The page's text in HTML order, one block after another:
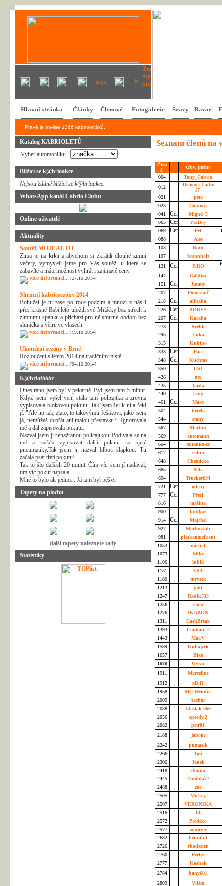
Hlavní stránka Články Členové Fotogalerie Srazy Bazar
Právě je on-line 1366 kabrioleťáků.
Katalog KABRIOLETŮ
Vyber automobilku :
Blížící se k@brioakce
Nejsou žádné blížící se k@brioakce.
WhatsApp kanál Cabrio Clubu
Online uživatelé
Aktuality
Soutěž MOJE AUTO
Zima je na krku a abychom si zkrátili dlouhé zimní
večery, vymysleli jsme pro Vás soutěž, u které se
zabavíte a máte možnost vyhrát i zajímavé ceny.
více informací... [27.10.2014]
---------------------------------------------------------------
Shrnutí kabriosezóny 2014
Bohužel je tu zase po roce podzim a mnozí z nás i
přes krásné Babí léto uložili své Miláčky bez střech k
zimnímu spánku a přichází pro ně smutné období bez
sluníčka a větru ve vlasech.
více informací... [19.10.2014]
---------------------------------------------------------------
Ukončení sezóny v Brně
Rozloučení s létem 2014 na tradičním místě.
více informací... [04.10.2014]
K@briofóóór
Dnes ráno jsem byl v pekárně. Byl jsem tam 5 minut.
Když jsem vyšel ven, stála tam policajtka a zrovna
vypisovala blokovou pokutu. Tak jsem šel k ní a řekl
jí: "Ale no tak, zlato, to takovýmu fešákovi, jako jsem
já, nemůžeš dopřát ani malou přestávku?" Ignorovala
mě a dál zapisovala pokutu.
Nazval jsem ji nenažranou policajtkou. Podívala se na
mě a začala vypisovat další pokutu za sjeté
pneumatiky.Tak jsem ji nazval blbou šlapkou. Tu
začala psát třetí pokutu!
Tak to šlo dalších 20 minut. Čím víc jsem jí nadával,
tím víc pokut napsala...
Mně to bylo ale jedno... Já tam byl pěšky.
Tapety na plochu
další tapety naleznete tady
Statistiky
Seznam členů
Člen
č.
Uživ. jméno
004
Tony_Cabrio
012
Demons Ladin
17
021
peta
023
Contour
041
Miguel 5
065
PacBoy
069
Pet
088
Ales
103
Boro
107
brennholz
121
FiRO
142 Goldies
151
Jimmy
207
Pomeranč
218
alibaba
226
BOBES
267
Kacaba
273
Beeble
295
Luka
315
Kubíno
333
Paci
348
Kuchtas
350
LSI
426
mx
435
Jarda
440
king
461
Maxx
504
bereta
544
stany
567
Martini
569
automann
604
milanko-zc
612
cobra
648
Chemicka
685
Pala
694
Trucker694
721
odchy
777
Přeci
816
mašina
900
budkař
914
Majchel
927
Martin.snb
981
pleskamuzikant
1053
michal
1073
Mike
1106
lubik
1151
XR3i
1180
turysek
1213
jodl
1247
Radik333
1256
emfa
1276
IKABON
1311
CashBreak
1393
Contour_2
1443
Mar.V
1589
Kubajzek
1657
Bixo
1888
Owen
1911
Marcellus
1912
xB.H
1958
MC Wendik
2009
zachar
2038
Vlastak-666
2056
speedy.2
2082
petr01
2188
jahom
2242
pumasik
2266
Tofi
2306
Janek
2418
douda
2445
77milda77
2488
zoe
2505
- Mickey -
2507
VERONIKA
2516
Jili
2572
Predeko
2577
morozov
2682
benrabit
2726
rhodesien
2760
Peetty
2777
Kashak
2784
hany601
2809
Vilém